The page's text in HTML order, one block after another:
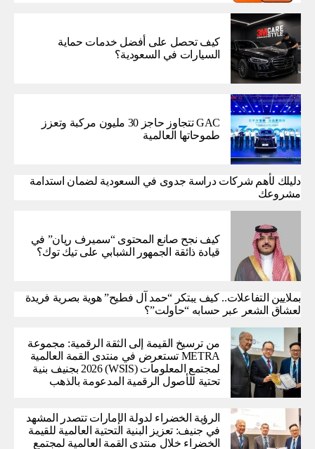
كيف تحصل على أفضل خدمات حماية
السيارات في السعودية؟
GAC تتجاوز حاجز 30 مليون مركبة وتعزز
طموحاتها العالمية
دليلك لأهم شركات دراسة جدوى في السعودية لضمان استدامة
مشروعك
كيف نجح صانع المحتوى “سميرف ريان” في
قيادة ذائقة الجمهور الشبابي على تيك توك؟
بملايين التفاعلات.. كيف يبتكر “حمد آل فطيح” هوية بصرية فريدة
لعشاق الشعر عبر حسابه “حاولت”؟
من ترسيخ القيمة إلى الثقة الرقمية: مجموعة
METRA تستعرض في منتدى القمة العالمية
لمجتمع المعلومات (WSIS) 2026 بجنيف بنية
تحتية للأصول الرقمية المدعومة بالذهب
الرؤية الخضراء لدولة الإمارات تتصدر المشهد
في جنيف: تعزيز البنية التحتية العالمية للقيمة
الخضراء خلال منتدى القمة العالمية لمجتمع